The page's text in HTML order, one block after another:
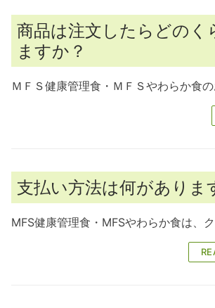
商品は注文したらどのく
ますか？
ＭＦＳ健康管理食・ＭＦＳやわらか食
支払い方法は何がありま
MFS健康管理食・MFSやわらか食は、